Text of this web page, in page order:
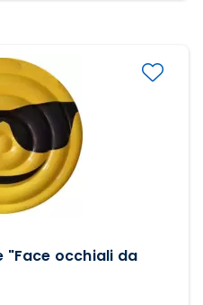
"Face occhiali da